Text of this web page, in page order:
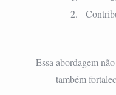
Essa abordagem
também